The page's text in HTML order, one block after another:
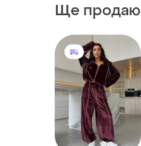
Ще продаю